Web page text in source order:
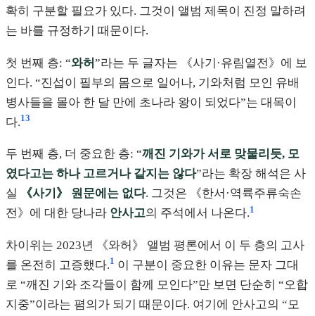
확히 구분할 필요가 있다. 그것이 앨범 제목이 진정 말하려
는 바를 규정하기 때문이다.
첫 번째 층: “와허”라는 두 글자는 《사기·유림열전》에 보
인다. “진섭이 필부의 몸으로 일어나, 기와처럼 모인 유배
병사들을 몰아 한 달 만에 초나라 왕이 되었다”는 대목이
다.13
두 번째 층, 더 중요한 층: “깨진 기와가 서로 맞물리듯, 모
였다고는 하나 고르거나 같지는 않다”라는 확장 해석은 사
실
《사기》 원문에는 없다. 그것은 《한서·역륙주류숙손
전》에 대한 당나라 안사고의 주석에서 나온다.1
차이위는 2023년 《와허》 앨범 평론에서 이 두 층의 고사
를 온전히 고증했다.1 이 구분이 중요한 이유는 문자 그대
로 “깨진 기와 조각들이 함께 모인다”만 보면 단순히 “오합
지중”이라는 폄의가 되기 때문이다. 여기에 안사고의 “모